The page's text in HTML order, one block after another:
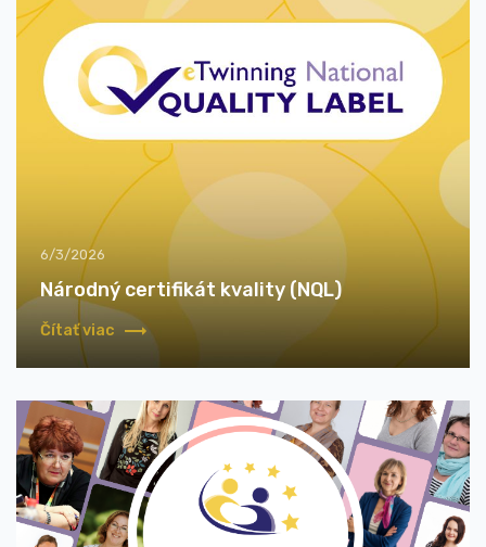
6/3/2026
Národný certifikát kvality (NQL)
Čítať viac